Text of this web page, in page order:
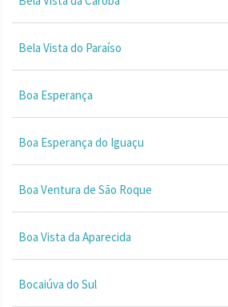
Bela Vista do Paraíso
Boa Esperança
Boa Esperança do Iguaçu
Boa Ventura de São Roque
Boa Vista da Aparecida
Bocaiúva do Sul